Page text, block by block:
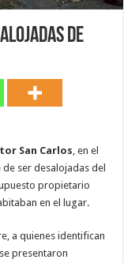
de
San Carlos , en el
de ser desalojadas del
propietario
en el lugar.
a quienes identifican
presentaron